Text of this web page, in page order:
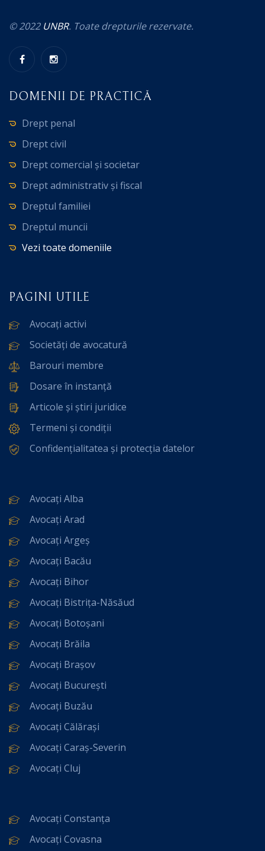
© 2022 UNBR. Toate drepturile rezervate.
DOMENII DE PRACTICĂ
Drept penal
Drept civil
Drept comercial și societar
Drept administrativ și fiscal
Dreptul familiei
Dreptul muncii
Vezi toate domeniile
PAGINI UTILE
Avocați activi
Societăți de avocatură
Barouri membre
Dosare în instanță
Articole și știri juridice
Termeni și condiții
Confidențialitatea și protecția datelor
Avocați Alba
Avocați Arad
Avocați Argeș
Avocați Bacău
Avocați Bihor
Avocați Bistrița-Năsăud
Avocați Botoșani
Avocați Brăila
Avocați Brașov
Avocați București
Avocați Buzău
Avocați Călărași
Avocați Caraș-Severin
Avocați Cluj
Avocați Constanța
Avocați Covasna